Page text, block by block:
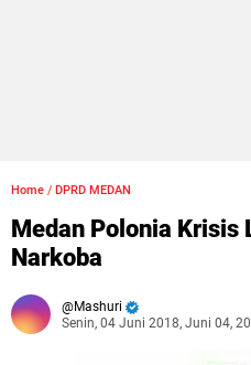
Home / DPRD MEDAN
Medan Polonia Krisis
Narkoba
Mashuri
Senin, 04 Juni 2018, Juni 04,